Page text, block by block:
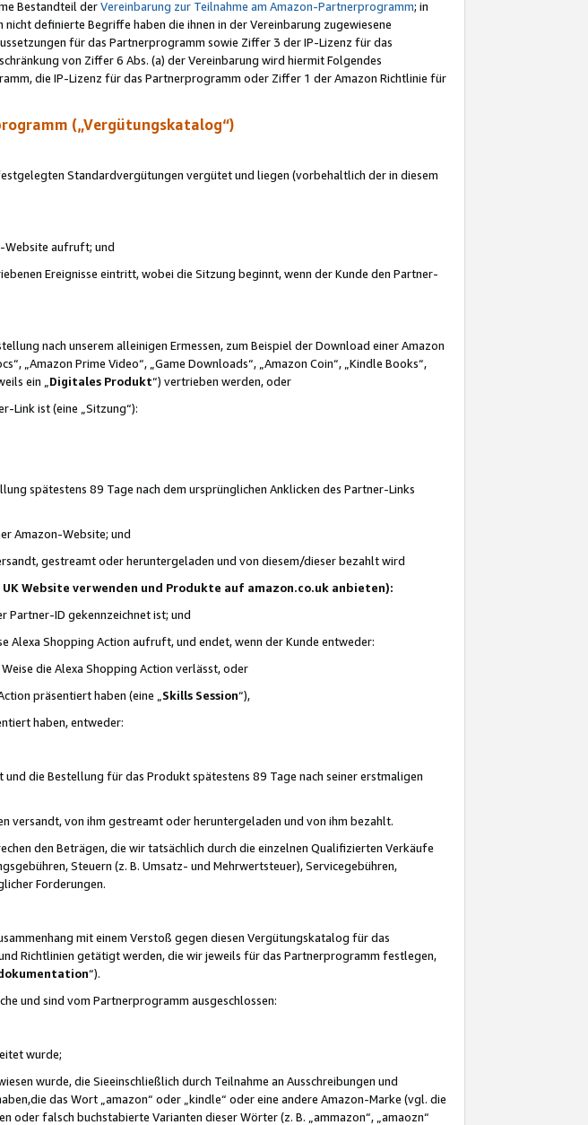
Bestandteil derVereinbarung zur Teilnahme am Amazon-Partnerprogramm; in
definierte Begriffe haben die ihnen in der Vereinbarung zugewiesene
für das Partnerprogramm sowie Ziffer 3 der IP-Lizenz für das
von Ziffer 6 Abs. (a) der Vereinbarung wird hiermit Folgendes
die IP-Lizenz für das Partnerprogramm oder Ziffer 1 der Amazon Richtlinie für
(„Vergütungskatalog“)
Standardvergütungen vergütet und liegen (vorbehaltlich der in diesem
Website aufruft; und
Ereignisse eintritt, wobei die Sitzung beginnt, wenn der Kunde den Partner-
nach unserem alleinigen Ermessen, zum Beispiel der Download einer Amazon
„Amazon Prime Video“, „Game Downloads“, „Amazon Coin“, „Kindle Books“,
ein „ Digitales Produkt“) vertrieben werden, oder
Link ist (eine „Sitzung“):
spätestens 89 Tage nach dem ursprünglichen Anklicken des Partner-Links
Amazon-Website; und
gestreamt oder heruntergeladen und von diesem/dieser bezahlt wird
Website verwenden und Produkte auf amazon.co.uk anbieten):
Partner-ID gekennzeichnet ist; und
Shopping Action aufruft, und endet, wenn der Kunde entweder:
die Alexa Shopping Action verlässt, oder
präsentiert haben (eine „ Skills Session“),
haben, entweder:
die Bestellung für das Produkt spätestens 89 Tage nach seiner erstmaligen
von ihm gestreamt oder heruntergeladen und von ihm bezahlt.
den Beträgen, die wir tatsächlich durch die einzelnen Qualifizierten Verkäufe
Steuern (z. B. Umsatz- und Mehrwertsteuer), Servicegebühren,
Forderungen.
mit einem Verstoß gegen diesen Vergütungskatalog für das
Richtlinien getätigt werden, die wir jeweils für das Partnerprogramm festlegen,
“).
und sind vom Partnerprogramm ausgeschlossen:
wurde;
wurde, die Sieeinschließlich durch Teilnahme an Ausschreibungen und
das Wort „amazon“ oder „kindle“ oder eine andere Amazon-Marke (vgl. die
oder falsch buchstabierte Varianten dieser Wörter (z. B. „ammazon“, „amaozn“